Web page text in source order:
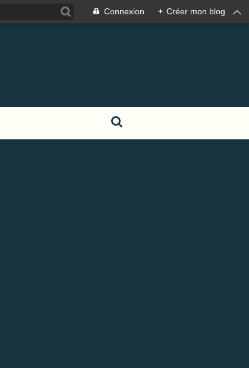
Connexion + Créer mon blog